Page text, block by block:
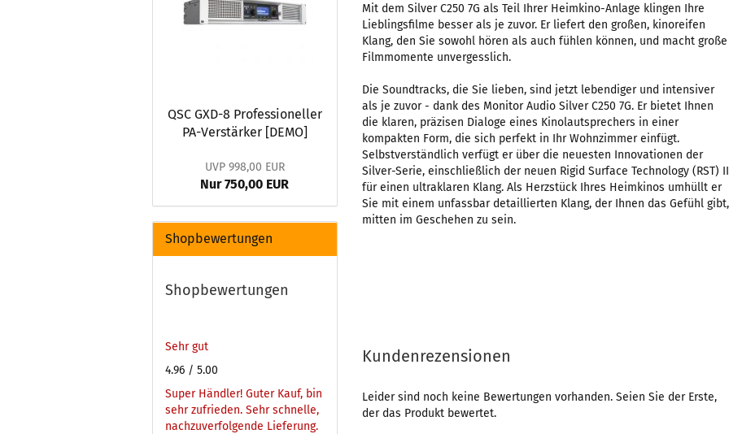
Mit dem Silver C250 7G als Teil Ihrer Heimkino-Anlage klingen Ihre
Lieblingsfilme besser als je zuvor. Er liefert den großen, kinoreifen
Klang, den Sie sowohl hören als auch fühlen können, und macht große
Filmmomente unvergesslich.
Die Soundtracks, die Sie lieben, sind jetzt lebendiger und intensiver
als je zuvor - dank des Monitor Audio Silver C250 7G. Er bietet Ihnen
die klaren, präzisen Dialoge eines Kinolautsprechers in einer
kompakten Form, die sich perfekt in Ihr Wohnzimmer einfügt.
Selbstverständlich verfügt er über die neuesten Innovationen der
Silver-Serie, einschließlich der neuen Rigid Surface Technology (RST) II
für einen ultraklaren Klang. Als Herzstück Ihres Heimkinos umhüllt er
Sie mit einem unfassbar detaillierten Klang, der Ihnen das Gefühl gibt,
mitten im Geschehen zu sein.
Kundenrezensionen
Leider sind noch keine Bewertungen vorhanden. Seien Sie der Erste,
der das Produkt bewertet.
QSC GXD-8 Professioneller
PA-Verstärker [DEMO]
UVP 998,00 EUR
Nur 750,00 EUR
Shopbewertungen
Shopbewertungen
Sehr gut
4.96 / 5.00
Super Händler! Guter Kauf, bin
sehr zufrieden. Sehr schnelle,
nachzuverfolgende Lieferung.